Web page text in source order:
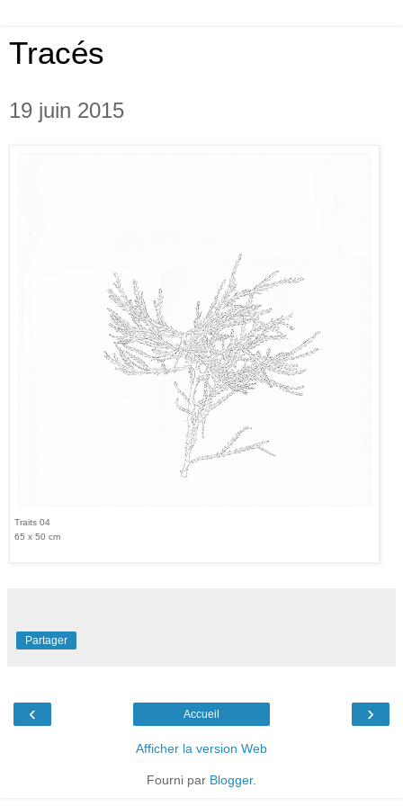
Tracés
19 juin 2015
Traits 04
65 x 50 cm
Partager
‹ ›
Accueil
Afficher la version Web
Fourni par Blogger.